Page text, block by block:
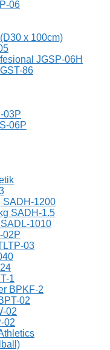
06
x 100cm)
JGSP-06H
86
03P
06P
SADH-1200
SADH-1.5
1010
02P
03
1
BPKF-2
02
02
02